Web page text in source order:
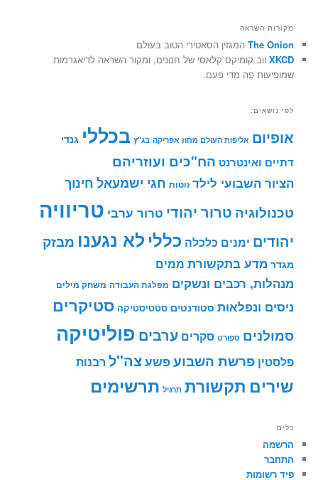
מקורות השראה
The Onion המגזין הסאטירי הטוב בעולם
XKCD ווב קומיקס קלאסי של חנונים, ומקור השראה לדיאגרמות
שמופיעות פה מדי פעם.
לפי נושאים:
אופיום אליפות העולם מחוז אפריקה בג"ץ בכללי גנדי
דתיים ואינטרנט הח"כים ועוזריהם
הציור השבועי לילד זוטות חגי ישמעאל חינוך
טכנולוגיה טרור יהודי טרור ערבי טריוויה
יהודים ימנים כלכלה כללי לא נגענו מבזק
מגדר מדע בתקשורת ממים
מנהלות, רכבים ונשקים מפלגת העבודה משחק מילים
ניסים ונפלאות סטודנטים סטטיסטיקה סטיקרים
סמולנים ספורט סקרים ערבים פוליטיקה
פלסטין פרשת השבועפשעצה"ל רבנות
שירים תקשורת תרגיל תרשימים
כלים
הרשמה
התחבר
פיד רשומות